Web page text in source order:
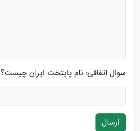
سوال اتفاقی: نام پایتخت ایران چیست؟
ارسال